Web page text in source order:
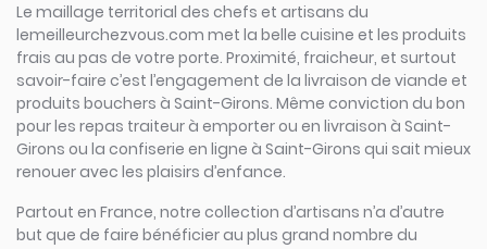
Le maillage territorial des chefs et artisans du
lemeilleurchezvous.com met la belle cuisine et les produits
frais au pas de votre porte. Proximité, fraicheur, et surtout
savoir-faire c’est l’engagement de la livraison de viande et
produits bouchers à Saint-Girons. Même conviction du bon
pour les repas traiteur à emporter ou en livraison à Saint-
Girons ou la confiserie en ligne à Saint-Girons qui sait mieux
renouer avec les plaisirs d’enfance.
Partout en France, notre collection d’artisans n’a d’autre
but que de faire bénéficier au plus grand nombre du